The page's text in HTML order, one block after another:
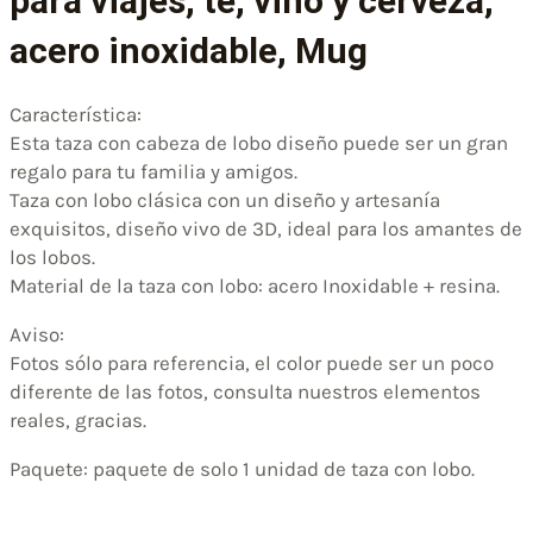
acero inoxidable, Mug
Característica:
Esta taza con cabeza de lobo diseño puede ser un gran
regalo para tu familia y amigos.
Taza con lobo clásica con un diseño y artesanía
exquisitos, diseño vivo de 3D, ideal para los amantes de
los lobos.
Material de la taza con lobo: acero Inoxidable + resina.
Aviso:
Fotos sólo para referencia, el color puede ser un poco
diferente de las fotos, consulta nuestros elementos
reales, gracias.
Paquete: paquete de solo 1 unidad de taza con lobo.